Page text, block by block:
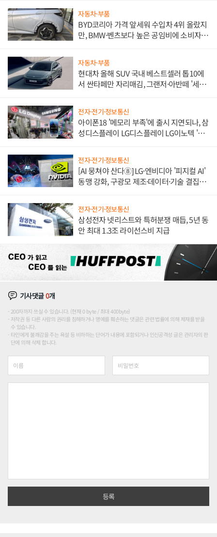
자동차·부품
BYD코리아 가격 앞세워 수입차 4위 올랐지
만, BMW·벤츠보다 높은 공임비에 소비자
자동차·부품
현대차 올해 SUV 국내 베스트셀러 톱10에
서 싼타페만 자리매김, 그랜저·아반떼 '세단
전자·전기·정보통신
아이폰18 '메모리 부족'에 출시 지연되나, 삼
성디스플레이 LG디스플레이 LG이노텍 '탈
전자·전기·정보통신
[AI 뭉쳐야 산다⑧] LG·엔비디아 '피지컬 AI'
동맹 강화, 구광모 제조·데이터·기술 결집
전자·전기·정보통신
삼성전자 넷리스트와 특허분쟁 매듭, 5년 동
안 최대 1.3조 라이선스비 지급
기사댓글0개
200자까지 쓰실 수 있습니다. (현재 0 byte / 최대 400byte)
저작권 등 다른 사람의 권리를 침해하거나 명예를 훼손하는 댓글은 관련 법률에 의해 제재를 받을
수 있습니다.
타인에게 불쾌감을 주는 욕설 등 비하하는 단어가 내용에 포함되거나 인신공격성 글은 관리자의 판
단에 의해 삭제 합니다.